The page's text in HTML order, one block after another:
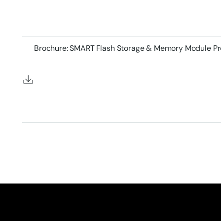
Brochure: SMART Flash Storage & Memory Module